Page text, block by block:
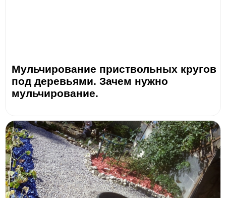
Мульчирование приствольных кругов
под деревьями. Зачем нужно
мульчирование.